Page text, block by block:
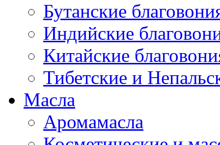
Бутанские
Индийские
Китайские
Тибетские и
Масла
Аромамасла